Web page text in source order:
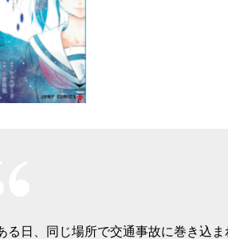
る日、同じ場所で交通事故に巻き込